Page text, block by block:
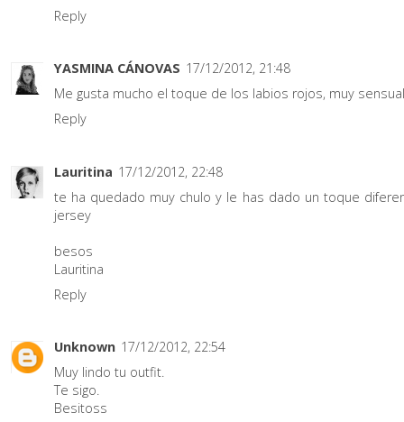
Reply
YASMINA CÁNOVAS 17/12/2012, 21:48
Me gusta mucho el toque de los labios rojos, muy
Reply
Lauritina 17/12/2012, 22:48
te ha quedado muy chulo y le has dado un toque
jersey
besos
Lauritina
Reply
Unknown 17/12/2012, 22:54
Muy lindo tu outfit.
Te sigo.
Besitoss